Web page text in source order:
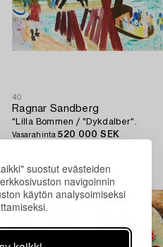
suostut evästeiden
navigoinnin
käytön analysoimiseksi
40
Ragnar Sandberg
"Lilla Bommen / "Dykdalber".
Vasarahinta520 000 SEK